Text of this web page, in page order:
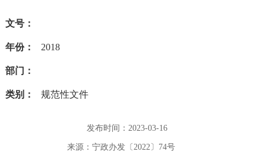
文号：
年份： 2018
部门：
类别： 规范性文件
发布时间：2023-03-16
来源：宁政办发〔2022〕74号